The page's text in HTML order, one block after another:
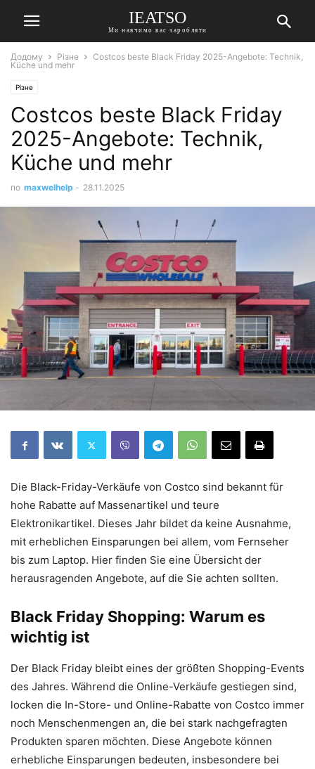
IEATSO
Ми навчимо вас заробляти
Додому Різне
Costcos beste Black Friday 2025-Angebote: Technik,
Küche und mehr
Різне
Costcos beste Black Friday
2025-Angebote: Technik,
Küche und mehr
по maxwelhelp - 28.11.2025
Die Black-Friday-Verkäufe von Costco sind bekannt für
hohe Rabatte auf Massenartikel und teure
Elektronikartikel. Dieses Jahr bildet da keine Ausnahme,
mit erheblichen Einsparungen bei allem, vom Fernseher
bis zum Laptop. Hier finden Sie eine Übersicht der
herausragenden Angebote, auf die Sie achten sollten.
Black Friday Shopping: Warum es
wichtig ist
Der Black Friday bleibt eines der größten Shopping-Events
des Jahres. Während die Online-Verkäufe gestiegen sind,
locken die In-Store- und Online-Rabatte von Costco immer
noch Menschenmengen an, die bei stark nachgefragten
Produkten sparen möchten. Diese Angebote können
erhebliche Einsparungen bedeuten, insbesondere bei